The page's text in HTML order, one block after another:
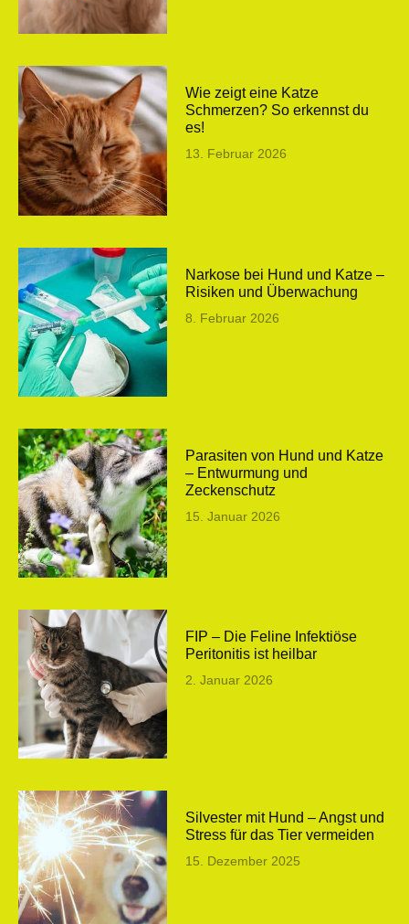
Wie zeigt eine Katze
Schmerzen? So erkennst du
es!
13. Februar 2026
Narkose bei Hund und Katze –
Risiken und Überwachung
8. Februar 2026
Parasiten von Hund und Katze
– Entwurmung und
Zeckenschutz
15. Januar 2026
FIP – Die Feline Infektiöse
Peritonitis ist heilbar
2. Januar 2026
Silvester mit Hund – Angst und
Stress für das Tier vermeiden
15. Dezember 2025